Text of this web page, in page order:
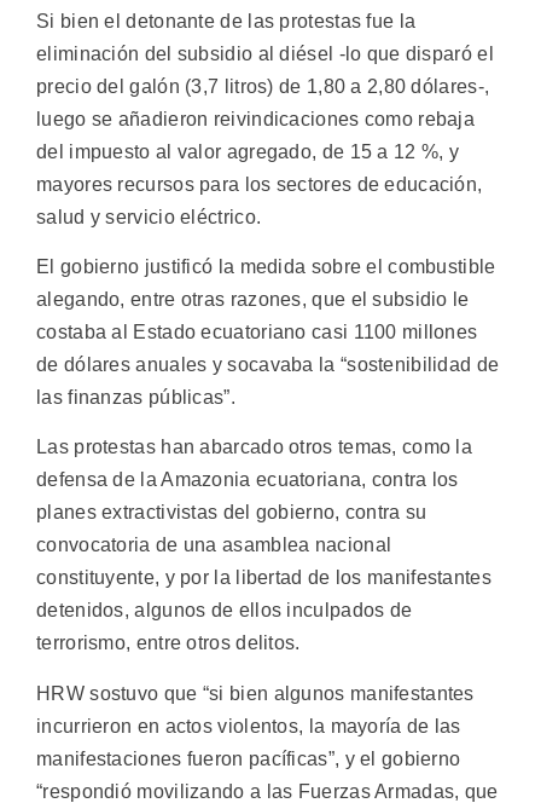
Si bien el detonante de las protestas fue la
eliminación del subsidio al diésel -lo que disparó el
precio del galón (3,7 litros) de 1,80 a 2,80 dólares-,
luego se añadieron reivindicaciones como rebaja
del impuesto al valor agregado, de 15 a 12 %, y
mayores recursos para los sectores de educación,
salud y servicio eléctrico.
El gobierno justificó la medida sobre el combustible
alegando, entre otras razones, que el subsidio le
costaba al Estado ecuatoriano casi 1100 millones
de dólares anuales y socavaba la “sostenibilidad de
las finanzas públicas”.
Las protestas han abarcado otros temas, como la
defensa de la Amazonia ecuatoriana, contra los
planes extractivistas del gobierno, contra su
convocatoria de una asamblea nacional
constituyente, y por la libertad de los manifestantes
detenidos, algunos de ellos inculpados de
terrorismo, entre otros delitos.
HRW sostuvo que “si bien algunos manifestantes
incurrieron en actos violentos, la mayoría de las
manifestaciones fueron pacíficas”, y el gobierno
“respondió movilizando a las Fuerzas Armadas, que